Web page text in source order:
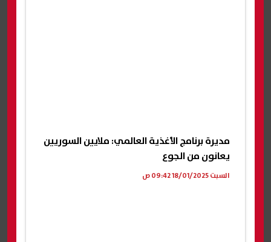
مديرة برنامج الأغذية العالمي: ملايين السوريين
يعانون من الجوع
السبت 18/01/2025 09:42 ص